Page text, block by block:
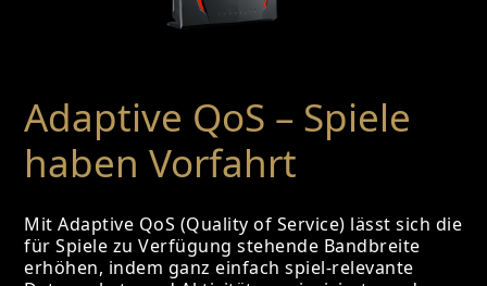
Adaptive QoS – Spiele
haben Vorfahrt
Mit Adaptive QoS (Quality of Service) lässt sich die
für Spiele zu Verfügung stehende Bandbreite
erhöhen, indem ganz einfach spiel-relevante